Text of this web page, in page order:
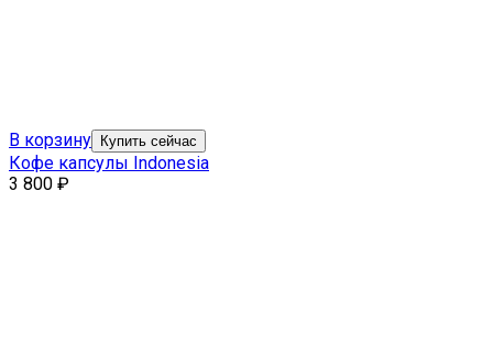
В корзину Купить сейчас
Кофе капсулы Indonesia
3 800 ₽